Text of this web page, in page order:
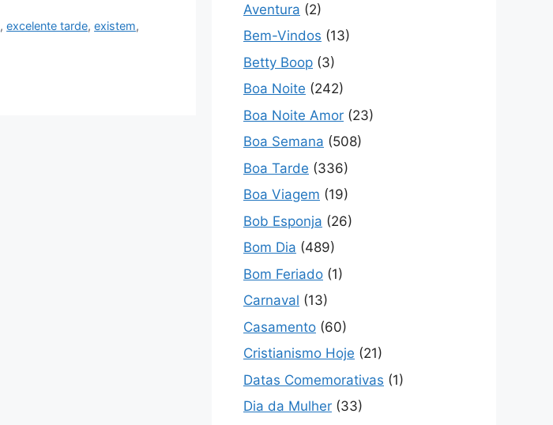
,excelente tarde,existem,
Aventura (2)
Bem-Vindos (13)
Betty Boop (3)
Boa Noite (242)
Boa Noite Amor (23)
Boa Semana (508)
Boa Tarde (336)
Boa Viagem (19)
Bob Esponja (26)
Bom Dia (489)
Bom Feriado (1)
Carnaval (13)
Casamento (60)
Cristianismo Hoje (21)
Datas Comemorativas (1)
Dia da Mulher (33)